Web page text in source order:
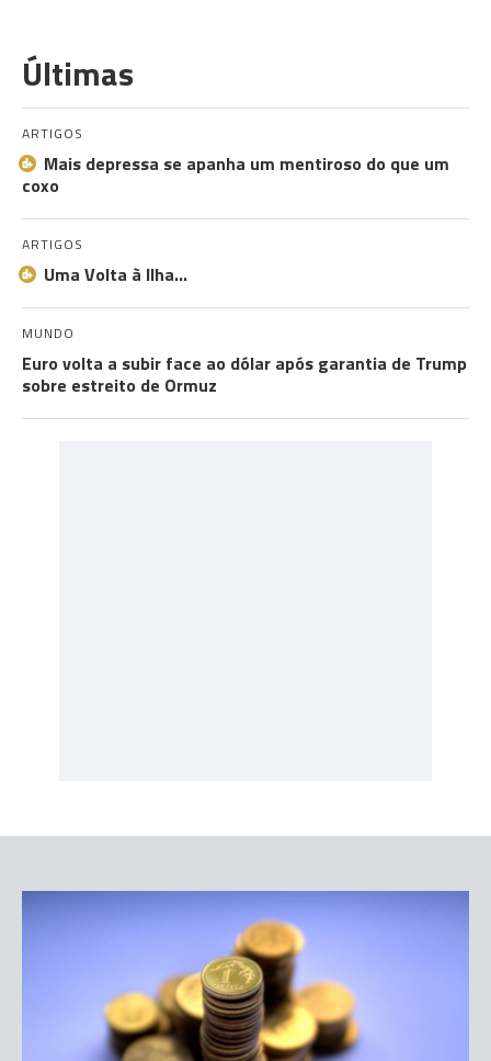
Últimas
ARTIGOS
Mais depressa se apanha um mentiroso do que um
coxo
ARTIGOS
Uma Volta à Ilha…
MUNDO
Euro volta a subir face ao dólar após garantia de Trump
sobre estreito de Ormuz